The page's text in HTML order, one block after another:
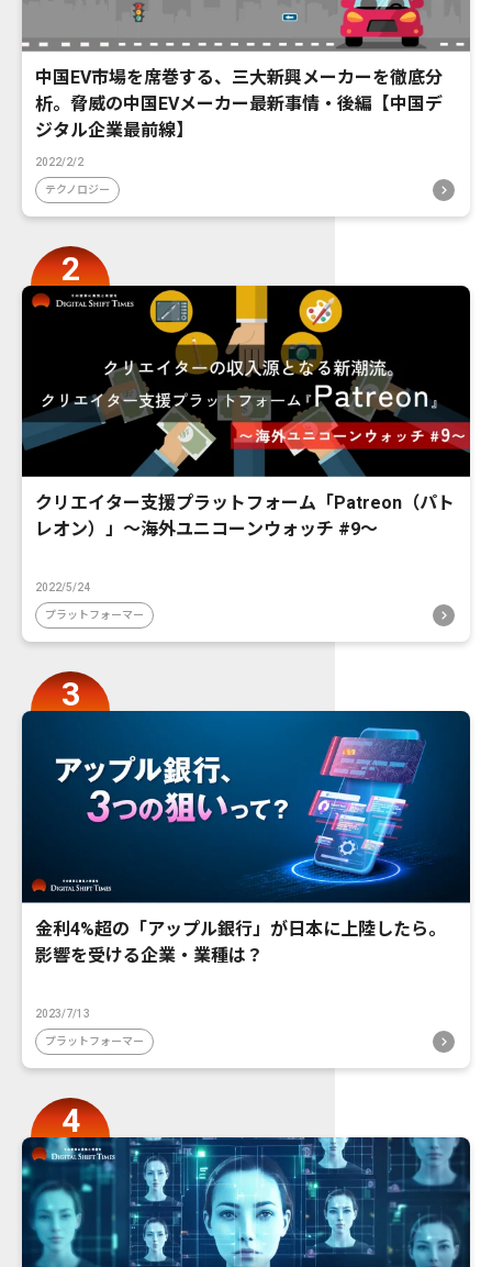
中国EV市場を席巻する、三大新興メーカーを徹底分
析。脅威の中国EVメーカー最新事情・後編【中国デ
ジタル企業最前線】
2022/2/2
テクノロジー
クリエイター支援プラットフォーム「Patreon（パト
レオン）」〜海外ユニコーンウォッチ #9〜
2022/5/24
プラットフォーマー
金利4%超の「アップル銀行」が日本に上陸したら。
影響を受ける企業・業種は？
2023/7/13
プラットフォーマー